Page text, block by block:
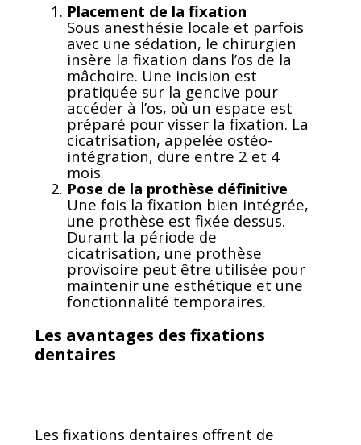
Placement de la fixation
Sous anesthésie locale et parfois
avec une sédation, le chirurgien
insère la fixation dans l’os de la
mâchoire. Une incision est
pratiquée sur la gencive pour
accéder à l’os, où un espace est
préparé pour visser la fixation. La
cicatrisation, appelée ostéo-
intégration, dure entre 2 et 4
mois.
Pose de la prothèse définitive
Une fois la fixation bien intégrée,
une prothèse est fixée dessus.
Durant la période de
cicatrisation, une prothèse
provisoire peut être utilisée pour
maintenir une esthétique et une
fonctionnalité temporaires.
Les avantages des fixations
dentaires
Les fixations dentaires offrent de